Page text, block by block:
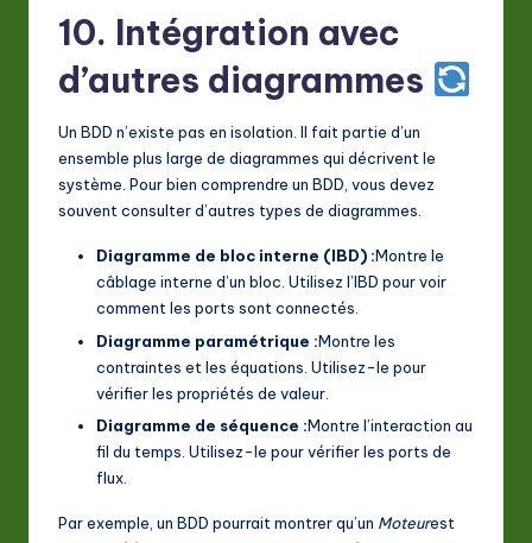
10. Intégration avec
d’autres diagrammes
Un BDD n’existe pas en isolation. Il fait partie d’un
ensemble plus large de diagrammes qui décrivent le
système. Pour bien comprendre un BDD, vous devez
souvent consulter d’autres types de diagrammes.
Diagramme de bloc interne (IBD) :Montre le
câblage interne d’un bloc. Utilisez l’IBD pour voir
comment les ports sont connectés.
Diagramme paramétrique :Montre les
contraintes et les équations. Utilisez-le pour
vérifier les propriétés de valeur.
Diagramme de séquence :Montre l’interaction au
fil du temps. Utilisez-le pour vérifier les ports de
flux.
Par exemple, un BDD pourrait montrer qu’un Moteurest